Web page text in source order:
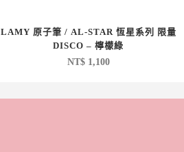
LAMY 原子筆 / AL-STAR 恆星系列 限量
DISCO – 檸檬綠
NT$1,100